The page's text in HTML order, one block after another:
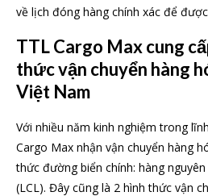
về lịch đóng hàng chính xác để
TTL Cargo Max cung
thức vận chuyển hàng
Việt Nam
Với nhiều năm kinh nghiệm trong
Cargo Max nhận vận chuyển hàng
thức đường biển chính: hàng
(LCL). Đây cũng là 2 hình thức vận